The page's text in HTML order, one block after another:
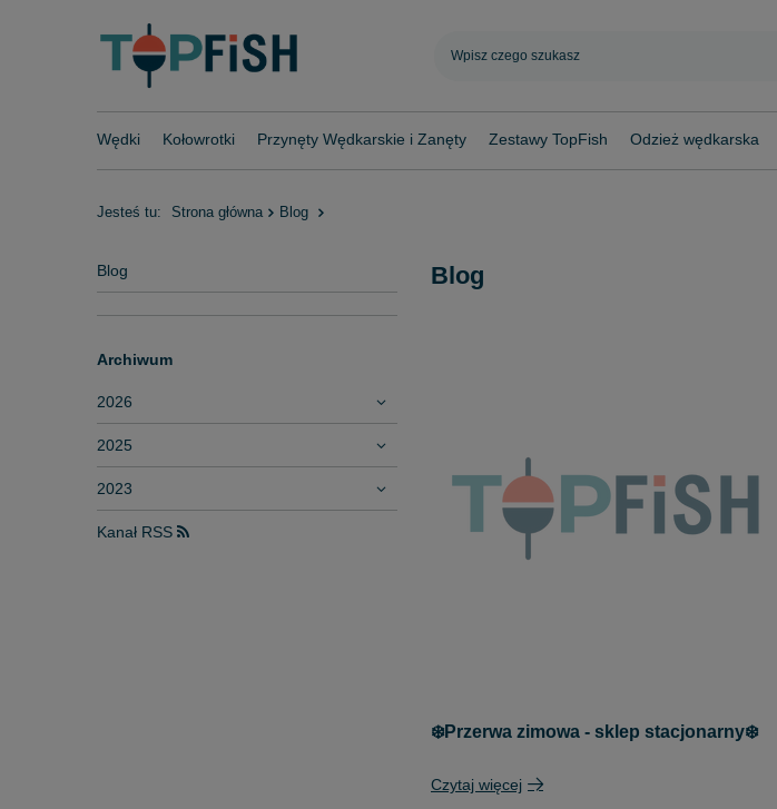
Wędki Kołowrotki Przynęty Wędkarskie i Zanęty Zestawy TopFish Odzież wędkarska
Jesteś tu: Strona główna Blog
Blog
Archiwum
2026
2025
2023
Kanał RSS
Blog
❄️Przerwa zimowa - sklep stacjonarny❄️
Czytaj więcej